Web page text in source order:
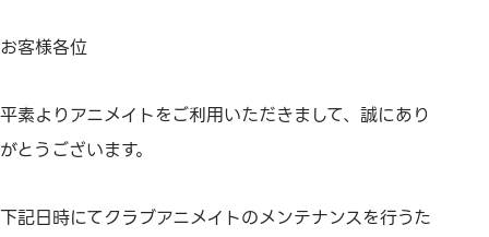
お客様各位
平素よりアニメイトをご利用いただきまして、誠にあり
がとうございます。
下記日時にてクラブアニメイトのメンテナンスを行うた